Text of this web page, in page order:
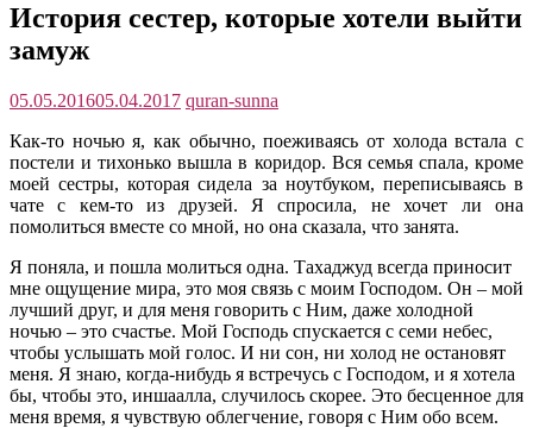
История сестер, которые хотели выйти
замуж
05.05.201605.04.2017 quran-sunna
Как-то ночью я, как обычно, поеживаясь от холода встала с
постели и тихонько вышла в коридор. Вся семья спала, кроме
моей сестры, которая сидела за ноутбуком, переписываясь в
чате с кем-то из друзей. Я спросила, не хочет ли она
помолиться вместе со мной, но она сказала, что занята.
Я поняла, и пошла молиться одна. Тахаджуд всегда приносит
мне ощущение мира, это моя связь с моим Господом. Он – мой
лучший друг, и для меня говорить с Ним, даже холодной
ночью – это счастье. Мой Господь спускается с семи небес,
чтобы услышать мой голос. И ни сон, ни холод не остановят
меня. Я знаю, когда-нибудь я встречусь с Господом, и я хотела
бы, чтобы это, иншаалла, случилось скорее. Это бесценное для
меня время, я чувствую облегчение, говоря с Ним обо всем.